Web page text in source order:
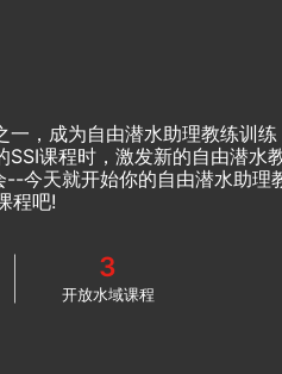
一，成为自由潜水助理教练训练
课程时，激发新的自由潜水
今天就开始你的自由潜水助理
程吧!
3
开放水域课程